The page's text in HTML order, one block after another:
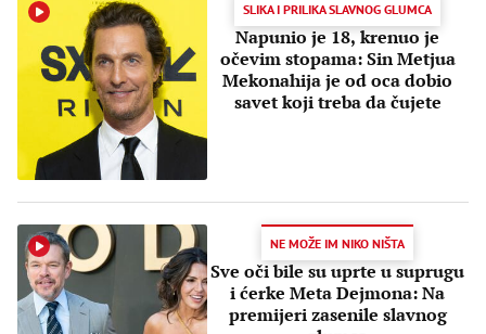
SLIKA I PRILIKA SLAVNOG GLUMCA
Napunio je 18, krenuo je
očevim stopama: Sin Metjua
Mekonahija je od oca dobio
savet koji treba da čujete
NE MOŽE IM NIKO NIŠTA
Sve oči bile su uprte u suprugu
i ćerke Meta Dejmona: Na
premijeri zasenile slavnog